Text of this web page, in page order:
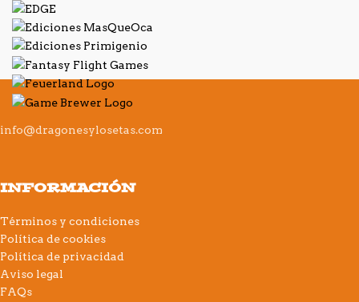
info@dragonesylosetas.com
INFORMACIÓN
Términos y condiciones
Política de cookies
Política de privacidad
Aviso legal
FAQs